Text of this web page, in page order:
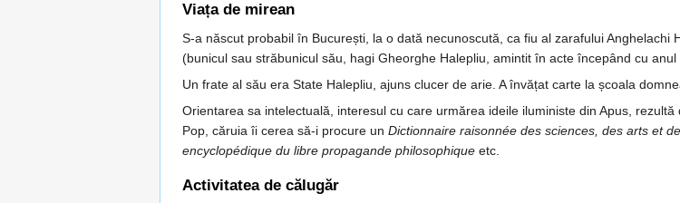
Viața de mirean
S-a născut probabil în București, la o dată necunoscută, ca fiu al zarafului
(bunicul sau străbunicul său, hagi Gheorghe Halepliu, amintit în acte începând cu
Un frate al său era State Halepliu, ajuns clucer de arie. A învățat carte la școala
Orientarea sa intelectuală, interesul cu care urmărea ideile iluministe din Apus,
Pop, căruia îi cerea să-i procure un Dictionnaire raisonnée des sciences, des arts et
encyclopédique du libre propagande philosophique etc.
Activitatea de călugăr